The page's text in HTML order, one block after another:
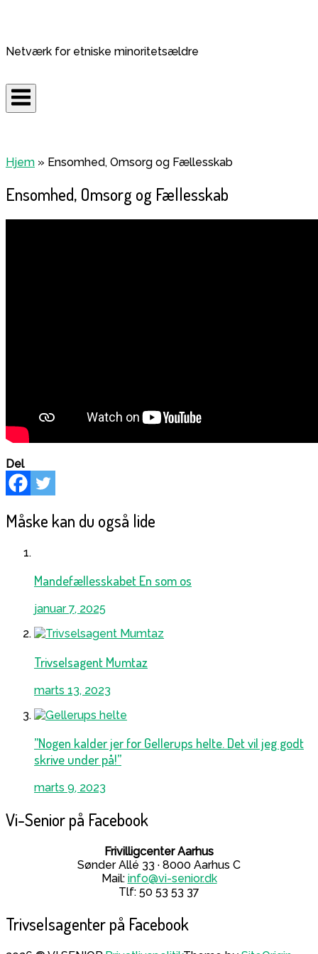
Netværk for etniske minoritetsældre
Hjem » Ensomhed, Omsorg og Fællesskab
Ensomhed, Omsorg og Fællesskab
Del
Måske kan du også lide
Mandefællesskabet En som os
januar 7, 2025
Trivselsagent Mumtaz
marts 13, 2023
”Nogen kalder jer for Gellerups helte. Det vil jeg godt
skrive under på!”
marts 9, 2023
Vi-Senior på Facebook
Frivilligcenter Aarhus
Sønder Allé 33 · 8000 Aarhus C
Mail: info@vi-senior.dk
Tlf: 50 53 53 37
Trivselsagenter på Facebook